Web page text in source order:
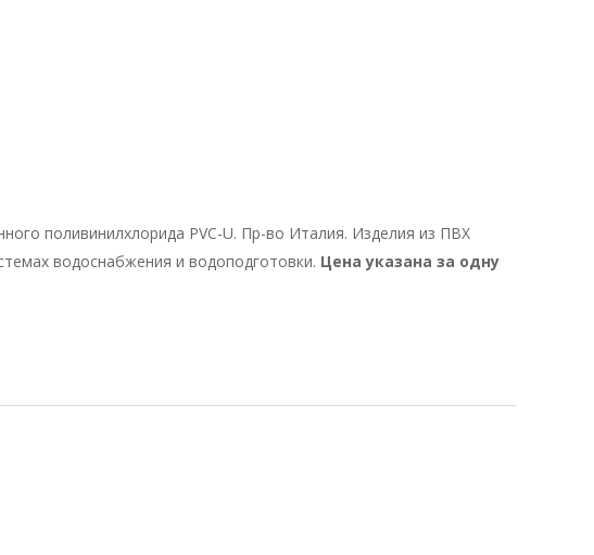
поливинилхлорида PVC-U. Пр-во Италия. Изделия из ПВХ
водоснабжения и водоподготовки. Цена указана за одну